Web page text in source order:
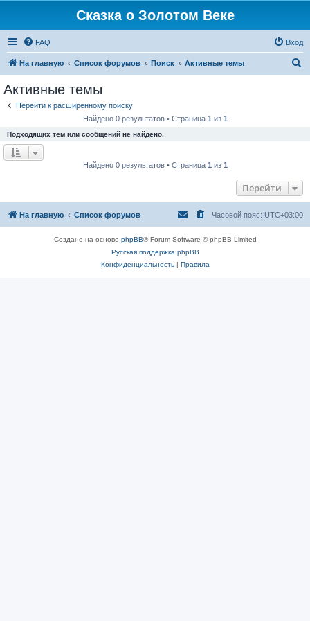
Сказка о Золотом Веке
FAQ Вход
На главную Список форумов Поиск Активные темы
Активные темы
Перейти к расширенному поиску
Найдено 0 результатов • Страница 1 из 1
Подходящих тем или сообщений не найдено.
Найдено 0 результатов • Страница 1 из 1
Перейти
На главную Список форумов Часовой пояс: UTC+03:00
Создано на основе phpBB® Forum Software © phpBB Limited
Русская поддержка phpBB
Конфиденциальность| Правила